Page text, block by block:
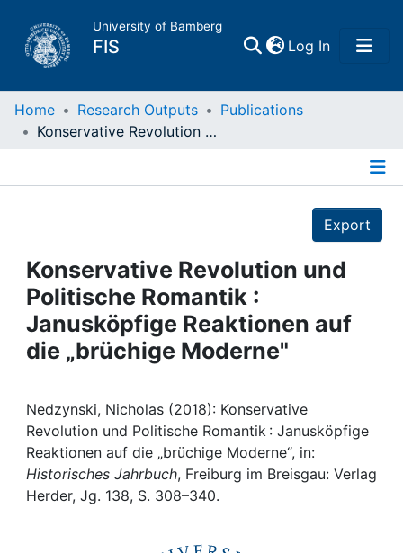
University of Bamberg
FIS Log In(current)
Home
People
Institutions
Awards
My FIS
Help
Home Research Outputs
Publications
Konservative Revolution und Politische Romantik : Janusköpfige Reaktionen auf die „brüchige Moderne"
Export
Konservative Revolution und
Politische Romantik :
Janusköpfige Reaktionen auf
die „brüchige Moderne"
Nedzynski, Nicholas (2018): Konservative
Revolution und Politische Romantik : Janusköpfige
Reaktionen auf die „brüchige Moderne“, in:
Historisches Jahrbuch, Freiburg im Breisgau: Verlag
Herder, Jg. 138, S. 308–340.